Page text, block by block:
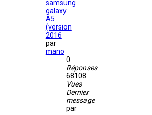
samsung
galaxy
A5
(version
2016
par
mano
0
Réponses
68108
Vues
Dernier
message
par